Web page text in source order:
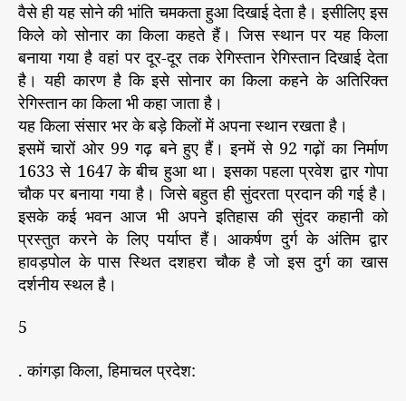
हा
सि
क
2
र्ग
वैसे ही यह सोने की भांति चमकता हुआ दिखाई देता है। इसीलिए इस
किले को सोनार का किला कहते हैं। जिस स्थान पर यह किला
बनाया गया है वहां पर दूर-दूर तक रेगिस्तान रेगिस्तान दिखाई देता
है। यही कारण है कि इसे सोनार का किला कहने के अतिरिक्त
रेगिस्तान का किला भी कहा जाता है।
यह किला संसार भर के बड़े किलों में अपना स्थान रखता है।
इसमें चारों ओर 99 गढ़ बने हुए हैं। इनमें से 92 गढ़ों का निर्माण
1633 से 1647 के बीच हुआ था। इसका पहला प्रवेश द्वार गोपा
चौक पर बनाया गया है। जिसे बहुत ही सुंदरता प्रदान की गई है।
इसके कई भवन आज भी अपने इतिहास की सुंदर कहानी को
प्रस्तुत करने के लिए पर्याप्त हैं। आकर्षण दुर्ग के अंतिम द्वार
हावड़पोल के पास स्थित दशहरा चौक है जो इस दुर्ग का खास
दर्शनीय स्थल है।
5
. कांगड़ा किला, हिमाचल प्रदेश: